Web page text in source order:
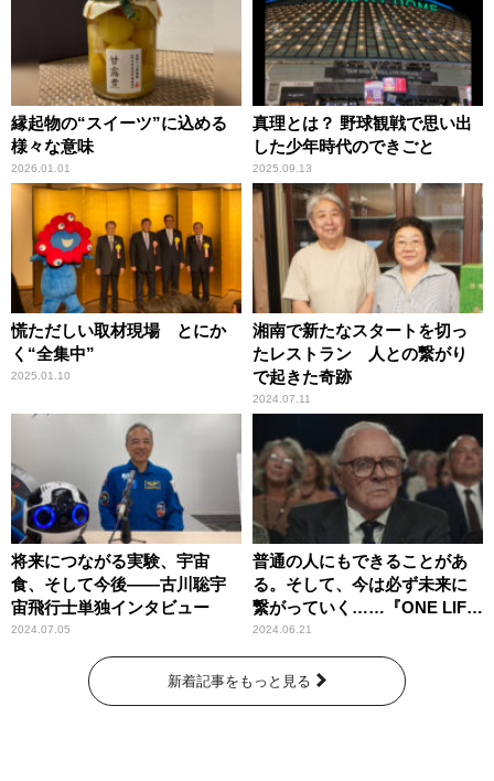
縁起物の“スイーツ”に込める
様々な意味
2026.01.01
真理とは？ 野球観戦で思い出
した少年時代のできごと
2025.09.13
慌ただしい取材現場 とにか
く“全集中”
2025.01.10
湘南で新たなスタートを切っ
たレストラン 人との繋がり
で起きた奇跡
2024.07.11
将来につながる実験、宇宙
食、そして今後――古川聡宇
宙飛行士単独インタビュー
2024.07.05
普通の人にもできることがあ
る。そして、今は必ず未来に
繋がっていく……『ONE LIFE
奇跡が繋いだ6000の命』
2024.06.21
新着記事をもっと見る